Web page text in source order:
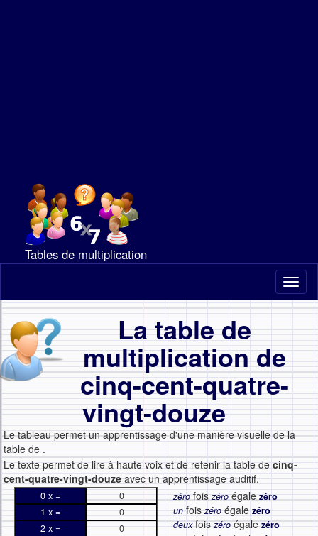
Tables de multiplication
La table de
multiplication de
cinq-cent-quatre-
vingt-douze
Le tableau permet un apprentissage d'une manière visuelle de la
table de .
Le texte permet de lire à haute voix et de retenir la table de cinq-
cent-quatre-vingt-douzeavec un apprentissage auditif.
0 x =
0
1 x =
0
2 x =
0
zérofoiszéroégalezéro
un foiszéro égale zéro
deuxfoiszéroégalezéro